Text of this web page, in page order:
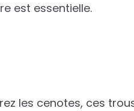
est essentielle.
les cenotes, ces